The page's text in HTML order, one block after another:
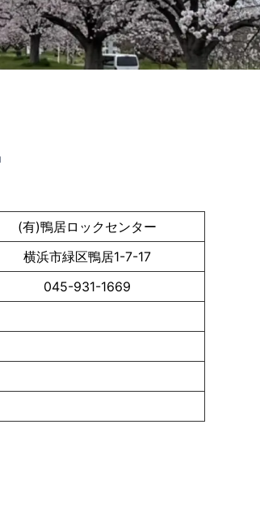
(有)鴨居ロックセンター
横浜市緑区鴨居1-7-17
045-931-1669